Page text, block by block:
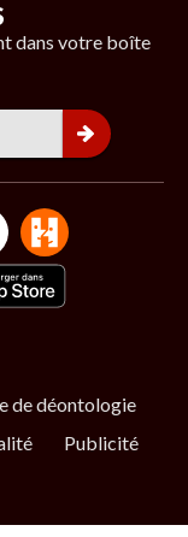
dans votre boîte
de déontologie
Publicité